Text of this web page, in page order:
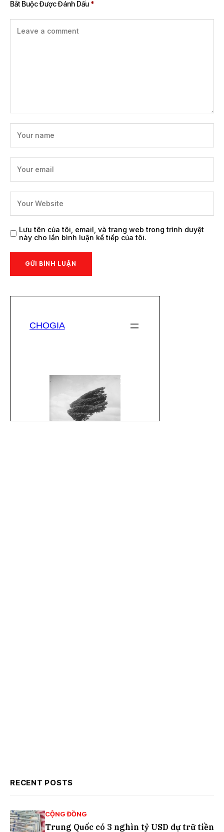
Bắt Buộc Được Đánh Dấu *
Lưu tên của tôi, email, và trang web trong trình duyệt
này cho lần bình luận kế tiếp của tôi.
RECENT POSTS
CỘNG ĐỒNG
Trung Quốc có 3 nghìn tỷ USD dự trữ tiền